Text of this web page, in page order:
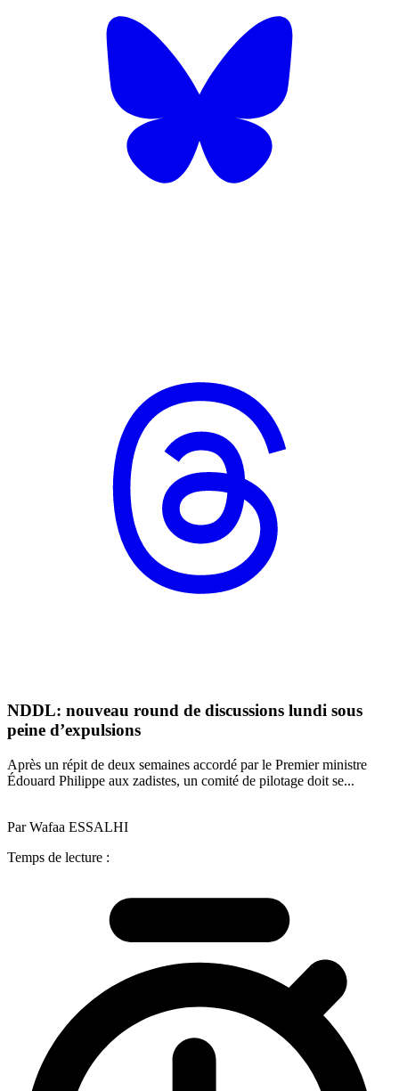
NDDL: nouveau round de discussions lundi sous
peine d’expulsions
Après un répit de deux semaines accordé par le Premier ministre
Édouard Philippe aux zadistes, un comité de pilotage doit se...
Par Wafaa ESSALHI
Temps de lecture :